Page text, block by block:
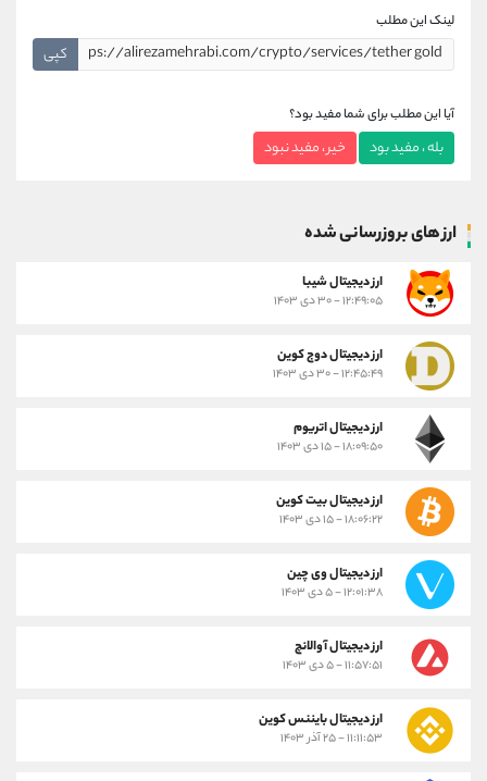
لینک این مطلب
کپی
آیا این مطلب برای شما مفید بود؟
بله ، مفید بود خیر ، مفید نبود
ارز های بروزرسانی شده
ارز ديجيتال شیبا
۱۲:۴۹:۰۵ - ۳۰ دی ۱۴۰۳
ارز دیجیتال دوج کوین
۱۲:۴۵:۴۹ - ۳۰ دی ۱۴۰۳
ارز دیجیتال اتریوم
۱۸:۰۹:۵۰ - ۱۵ دی ۱۴۰۳
ارز دیجیتال بیت کوین
۱۸:۰۶:۲۲ - ۱۵ دی ۱۴۰۳
ارز دیجیتال وی چین
۱۲:۰۱:۳۸ - ۵ دی ۱۴۰۳
ارز دیجیتال آوالانچ
۱۱:۵۷:۵۱ - ۵ دی ۱۴۰۳
ارز دیجیتال بایننس کوین
۱۱:۱۱:۵۳ - ۲۵ آذر ۱۴۰۳